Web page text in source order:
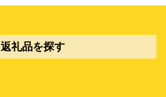
返礼品を探す